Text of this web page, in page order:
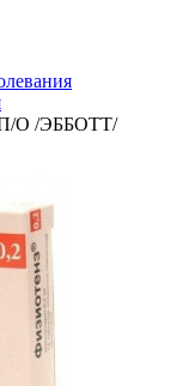
О /ЭББОТТ/